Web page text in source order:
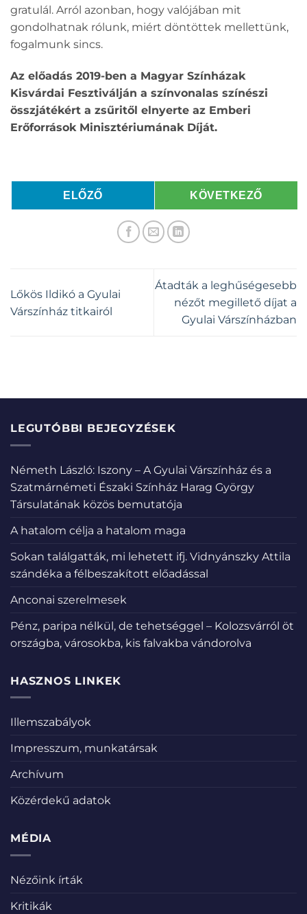
gratulál. Arról azonban, hogy valójában mit
gondolhatnak rólunk, miért döntöttek mellettünk,
fogalmunk sincs.
Az előadás 2019-ben a Magyar Színházak
Kisvárdai Fesztiválján a színvonalas színészi
összjátékért a zsűritől elnyerte az Emberi
Erőforrások Minisztériumának Díját.
ELŐZŐ KÖVETKEZŐ
Lőkös Ildikó a Gyulai
Várszínház titkairól
Átadták a leghűségesebb
nézőt megillető díjat a
Gyulai Várszínházban
LEGUTÓBBI BEJEGYZÉSEK
Németh László: Iszony – A Gyulai Várszínház és a
Szatmárnémeti Északi Színház Harag György
Társulatának közös bemutatója
A hatalom célja a hatalom maga
Sokan találgatták, mi lehetett ifj. Vidnyánszky Attila
szándéka a félbeszakított előadással
Anconai szerelmesek
Pénz, paripa nélkül, de tehetséggel – Kolozsvárról öt
országba, városokba, kis falvakba vándorolva
HASZNOS LINKEK
Illemszabályok
Impresszum, munkatársak
Archívum
Közérdekű adatok
MÉDIA
Nézőink írták
Kritikák